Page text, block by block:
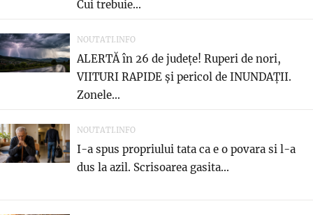
Cui trebuie...
NOUTATI.INFO
ALERTĂ în 26 de județe! Ruperi de nori,
VIITURI RAPIDE și pericol de INUNDAȚII.
Zonele...
NOUTATI.INFO
I-a spus propriului tata ca e o povara si l-a
dus la azil. Scrisoarea gasita...